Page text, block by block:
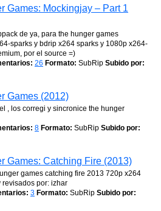
Games: Mockingjay – Part 1
de ya, para the hunger games
sparks y bdrip x264 sparks y 1080p x264-
por el source =)
26 Formato: SubRip Subido por:
Games (2012)
, los corregi y sincronice the hunger
8 Formato: SubRip Subido por:
Games: Catching Fire (2013)
games catching fire 2013 720p x264
revisados por: izhar
3 Formato: SubRip Subido por: